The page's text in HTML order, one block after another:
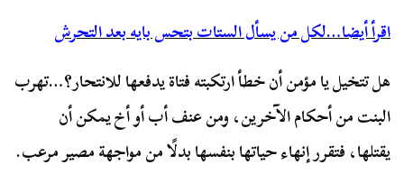
اقرأ أيضا…لكل من يسأل الستات بتحس بايه بعد التحرش
هل تتخيل يا مؤمن أن خطأ ارتكبته فتاة يدفعها للانتحار؟…تهرب
البنت من أحكام الآخرين، ومن عنف أب أو أخ يمكن أن
يقتلها، فتقرر إنهاء حياتها بنفسها بدلًا من مواجهة مصير مرعب.